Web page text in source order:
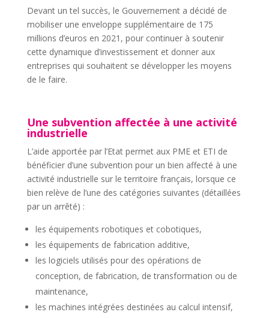
Devant un tel succès, le Gouvernement a décidé de
mobiliser une enveloppe supplémentaire de 175
millions d’euros en 2021, pour continuer à soutenir
cette dynamique d’investissement et donner aux
entreprises qui souhaitent se développer les moyens
de le faire.
Une subvention affectée à une activité
industrielle
L’aide apportée par l’Etat permet aux PME et ETI de
bénéficier d’une subvention pour un bien affecté à une
activité industrielle sur le territoire français, lorsque ce
bien relève de l’une des catégories suivantes (détaillées
par un arrêté) :
les équipements robotiques et cobotiques,
les équipements de fabrication additive,
les logiciels utilisés pour des opérations de
conception, de fabrication, de transformation ou de
maintenance,
les machines intégrées destinées au calcul intensif,